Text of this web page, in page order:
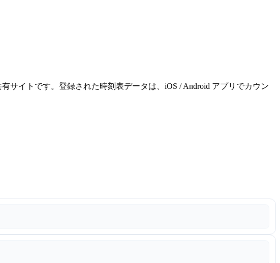
サイトです。登録された時刻表データは、iOS / Android アプリでカウン